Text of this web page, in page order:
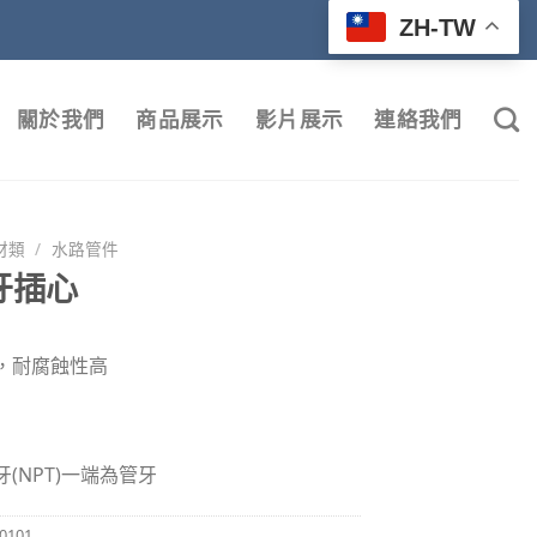
ZH-TW
關於我們 商品展示 影片展示 連絡我們
類 / 水路管件
插心
耐腐蝕性高
(NPT)一端為管牙